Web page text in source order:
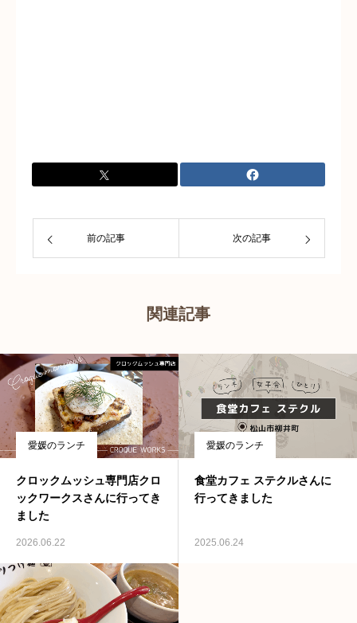
前の記事 次の記事
関連記事
愛媛のランチ
クロックムッシュ専門店クロ
ックワークスさんに行ってき
ました
2026.06.22
愛媛のランチ
食堂カフェ ステクルさんに
行ってきました
2025.06.24